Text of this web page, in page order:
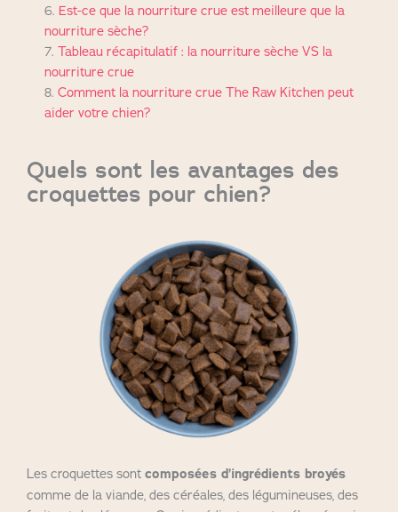
Est-ce que la nourriture crue est meilleure que la
nourriture sèche?
​​Tableau récapitulatif : la nourriture sèche VS la
nourriture crue
Comment la nourriture crue The Raw Kitchen peut
aider votre chien?
Quels sont les avantages des
croquettes pour chien?
Les croquettes sont composées d’ingrédients broyés
comme de la viande, des céréales, des légumineuses, des